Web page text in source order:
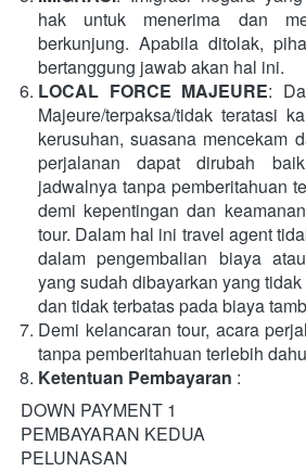
hak untuk menerima dan
berkunjung. Apabila ditolak,
bertanggung jawab akan hal ini.
LOCAL FORCE MAJEURE:
Majeure/terpaksa/tidak teratasi
kerusuhan, suasana mencekam
perjalanan dapat dirubah
jadwalnya tanpa pemberitahuan
demi kepentingan dan
tour. Dalam hal ini travel agent
dalam pengembalian biaya
yang sudah dibayarkan yang
dan tidak terbatas pada biaya
Demi kelancaran tour, acara
tanpa pemberitahuan terlebih
Ketentuan Pembayaran :
DOWN PAYMENT 1
PEMBAYARAN KEDUA
PELUNASAN